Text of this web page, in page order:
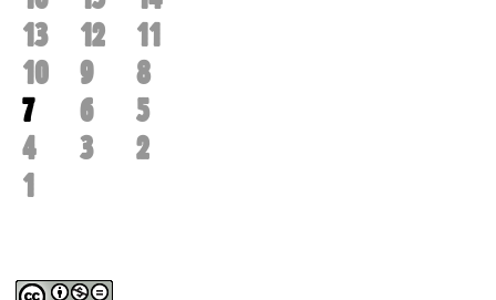
13
12
11
10
9
8
7
6
5
4
3
2
1